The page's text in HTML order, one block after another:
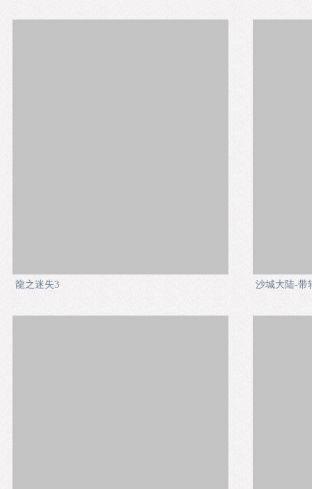
龍之迷失3 沙城大陆-带